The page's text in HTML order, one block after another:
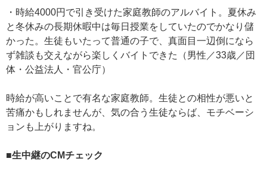
・時給4000円で引き受けた家庭教師のアルバイト。夏休み
と冬休みの長期休暇中は毎日授業をしていたのでかなり儲
かった。生徒もいたって普通の子で、真面目一辺倒になら
ず雑談も交えながら楽しくバイトできた（男性／33歳／団
体・公益法人・官公庁）
時給が高いことで有名な家庭教師。生徒との相性が悪いと
苦痛かもしれませんが、気の合う生徒ならば、モチベーシ
ョンも上がりますね。
■生中継のCMチェック